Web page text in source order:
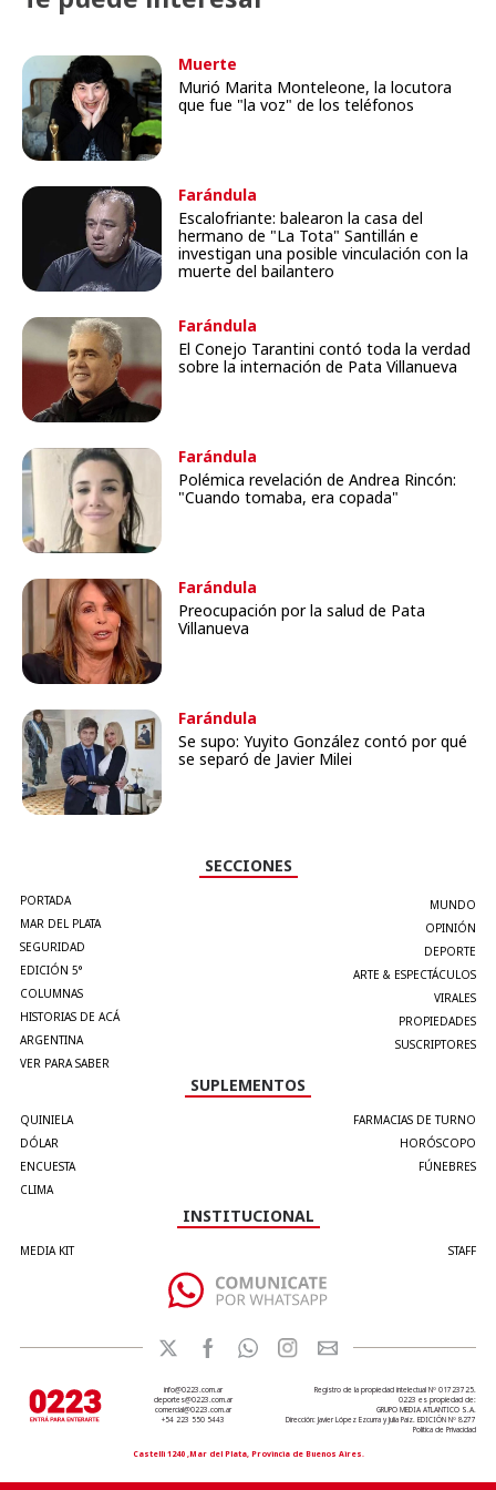
Muerte
Murió Marita Monteleone, la locutora
que fue "la voz" de los teléfonos
Farándula
Escalofriante: balearon la casa del
hermano de "La Tota" Santillán e
investigan una posible vinculación con la
muerte del bailantero
Farándula
El Conejo Tarantini contó toda la verdad
sobre la internación de Pata Villanueva
Farándula
Polémica revelación de Andrea Rincón:
"Cuando tomaba, era copada"
Farándula
Preocupación por la salud de Pata
Villanueva
Farándula
Se supo: Yuyito González contó por qué
se separó de Javier Milei
SECCIONES
PORTADA
MAR DEL PLATA
SEGURIDAD
EDICIÓN 5°
COLUMNAS
HISTORIAS DE ACÁ
ARGENTINA
VER PARA SABER
MUNDO
OPINIÓN
DEPORTE
ARTE & ESPECTÁCULOS
VIRALES
PROPIEDADES
SUSCRIPTORES
SUPLEMENTOS
QUINIELA
DÓLAR
ENCUESTA
CLIMA
FARMACIAS DE TURNO
HORÓSCOPO
FÚNEBRES
INSTITUCIONAL
MEDIA KIT STAFF
info@0223.com.ar
deportes@0223.com.ar
comercial@0223.com.ar
+54 223 550 5443
Registro de la propiedad intelectual Nº 01723725.
0223 es propiedad de:
GRUPO MEDIA ATLANTICO S.A.
Dirección: Javier López Ezcurra y Julia Paiz. EDICIÓN Nº 8277
Política de Privacidad
Castelli 1240 ,Mar del Plata, Provincia de Buenos Aires.